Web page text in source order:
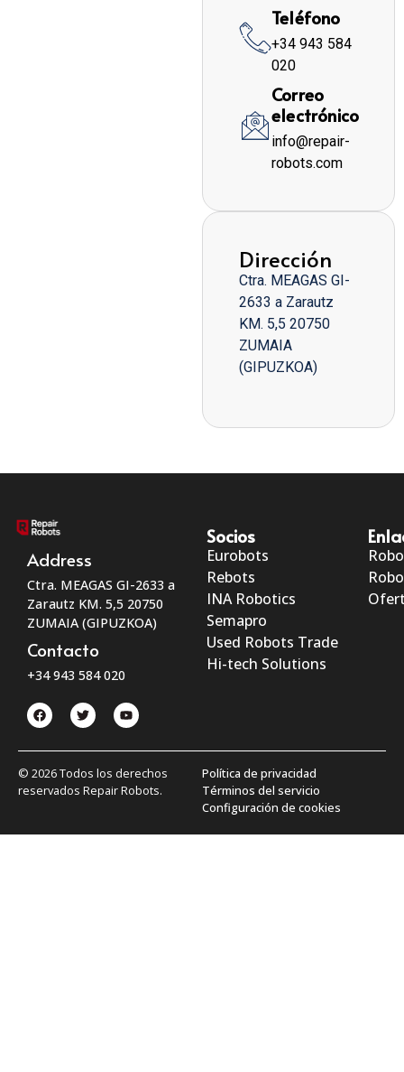
Teléfono
+34 943 584
020
Correo
electrónico
info@repair-
robots.com
Dirección
Ctra. MEAGAS GI-
2633 a Zarautz
KM. 5,5 20750
ZUMAIA
(GIPUZKOA)
Address
Ctra. MEAGAS GI-2633 a
Zarautz KM. 5,5 20750
ZUMAIA (GIPUZKOA)
Contacto
+34 943 584 020
Socios
Eurobots
Rebots
INA Robotics
Semapro
Used Robots Trade
Hi-tech Solutions
© 2026 Todos los derechos
reservados Repair Robots.
Política de privacidad
Términos del servicio
Configuración de cookies